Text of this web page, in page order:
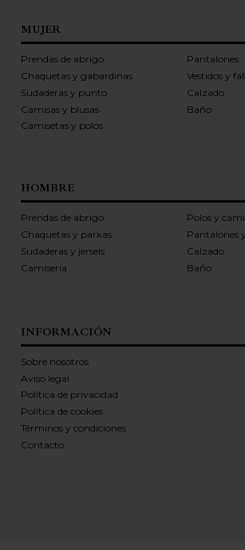
MUJER
Prendas de abrigo
Chaquetas y gabardinas
Sudaderas y punto
Camisas y blusas
Camisetas y polos
Pantalones
Vestidos y
Calzado
Baño
HOMBRE
Prendas de abrigo
Chaquetas y parkas
Sudaderas y jerseis
Camisería
Polos y
Pantalones
Calzado
Baño
INFORMACIÓN
Sobre nosotros
Aviso legal
Política de privacidad
Política de cookies
Términos y condiciones
Contacto